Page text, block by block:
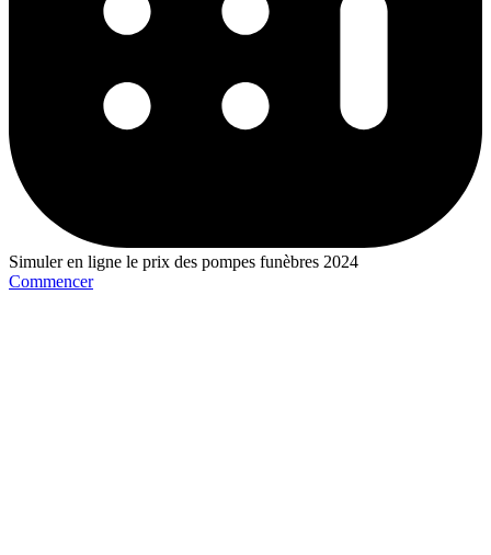
Simuler en ligne le prix des pompes funèbres 2024
Commencer